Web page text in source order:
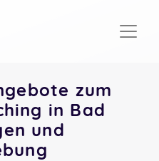
zum
in Bad
und